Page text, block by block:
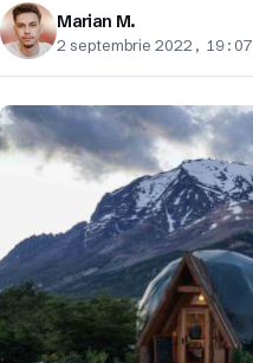
Marian M.
2 septembrie 2022, 19:07